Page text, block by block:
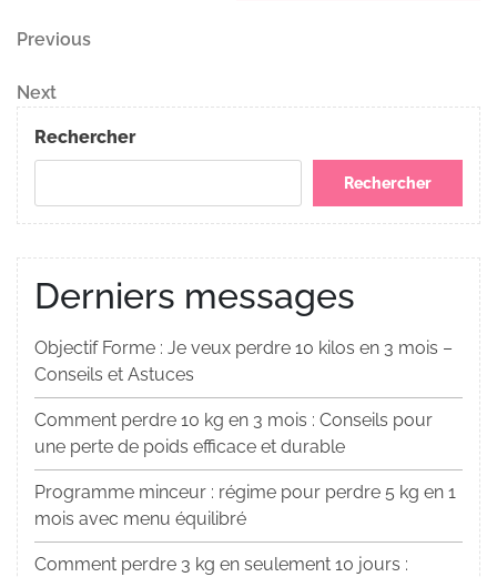
Navigation
de
l’article
Previous
Previous
Next
Post
Next
Rechercher
Rechercher
Derniers messages
Objectif Forme : Je veux perdre 10 kilos en 3 mois –
Conseils et Astuces
Comment perdre 10 kg en 3 mois : Conseils pour
une perte de poids efficace et durable
Programme minceur : régime pour perdre 5 kg en 1
mois avec menu équilibré
Comment perdre 3 kg en seulement 10 jours :